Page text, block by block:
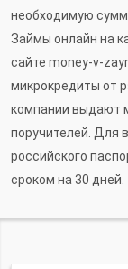
необходимую
Займы онлайн на
сайте money-v-
микрокредиты от
компании выдают
поручителей. Для
российского
сроком на 30 дней.